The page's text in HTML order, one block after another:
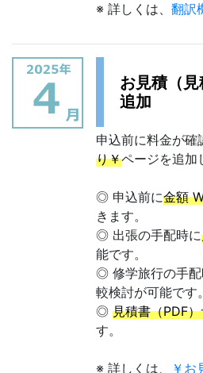
※ 詳しくは、 翻訳
お見積（
追加
申込前に料金が確
り￥ページを追加
◎ 申込前に金額
きます。
◎ 出張の手配時に
能です。
◎ 修学旅行の手配
較検討が可能です。
◎ 見積書（PDF
す。
※ 詳しくは、 ￥お